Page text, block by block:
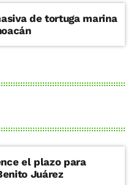
de tortuga marina
el plazo para
Juárez